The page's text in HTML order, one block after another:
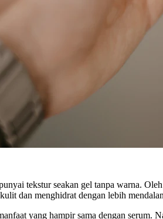
tekstur seakan gel tanpa warna.
dan menghidrat dengan lebih
yang hampir sama dengan serum.